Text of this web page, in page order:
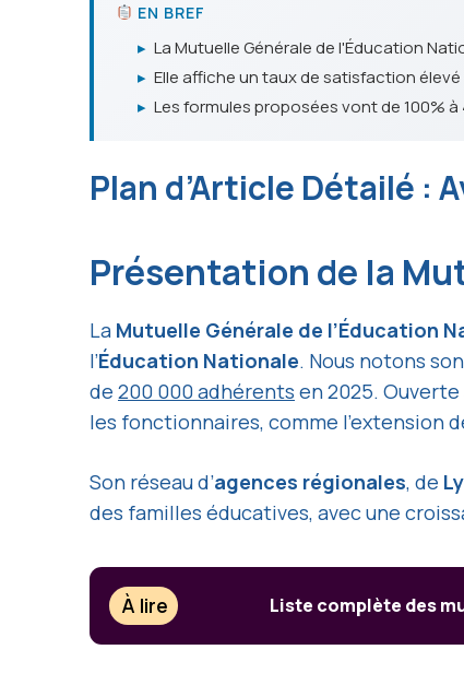
EN BREF
▸ La Mutuelle Générale de l'Éducation
▸ Elle affiche un taux de satisfaction
▸ Les formules proposées vont de 100%
Plan d’Article Détailé :
Présentation de la
La Mutuelle Générale de l’Éducation
l’Éducation Nationale. Nous notons
de 200 000 adhérents en 2025.
les fonctionnaires, comme l’extension
Son réseau d’agences régionales, de
des familles éducatives, avec une
À lire Liste complète des